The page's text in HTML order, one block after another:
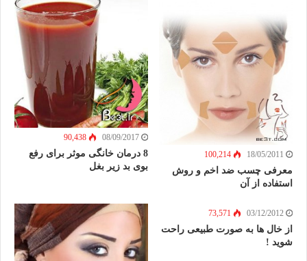
18/05/2011
100,214
معرفی چسب ضد اخم و روش
استفاده از آن
08/09/2017
90,438
8 درمان خانگی موثر برای رفع
بوی بد زیر بغل
03/12/2012
73,571
از خال ها به صورت طبیعی راحت
شوید !